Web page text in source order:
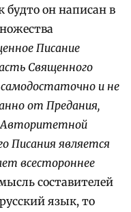
будто он написан в
Писание
Священного
и не
от Предания,
Писания является
всестороннее
составителей
язык, то